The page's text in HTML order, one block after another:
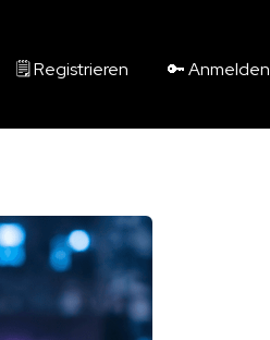
🗒️ Registrieren 🔑 Anmelden